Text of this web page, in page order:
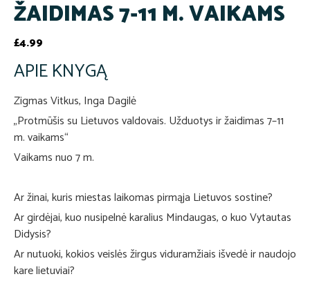
ŽAIDIMAS 7-11 M. VAIKAMS
£4.99
APIE KNYGĄ
Zigmas Vitkus, Inga Dagilė
„Protmūšis su Lietuvos valdovais. Užduotys ir žaidimas 7–11
m. vaikams“
Vaikams nuo 7 m.
Ar žinai, kuris miestas laikomas pirmąja Lietuvos sostine?
Ar girdėjai, kuo nusipelnė karalius Mindaugas, o kuo Vytautas
Didysis?
Ar nutuoki, kokios veislės žirgus viduramžiais išvedė ir naudojo
kare lietuviai?